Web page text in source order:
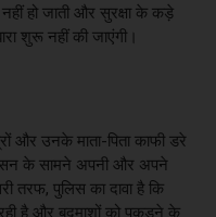
हो जाती और सुरक्षा के कड़े
शुरू नहीं की जाएंगी।
और उनके माता-पिता काफी डरे
के सामने अपनी और अपने
तरफ, पुलिस का दावा है कि
है और बदमाशों को पकड़ने के